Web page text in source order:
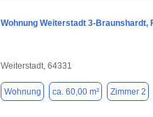
Wohnung Weiterstadt 3-Braunshardt,
Weiterstadt, 64331
Wohnung ca. 60,00 m² Zimmer 2